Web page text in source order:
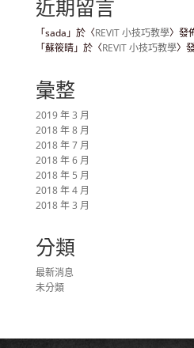
近期留言
「sada」於〈REVIT 小技巧教學〉發
「蘇筱晴」於〈REVIT 小技巧教學〉
彙整
2019 年 3 月
2018 年 8 月
2018 年 7 月
2018 年 6 月
2018 年 5 月
2018 年 4 月
2018 年 3 月
分類
最新消息
未分類